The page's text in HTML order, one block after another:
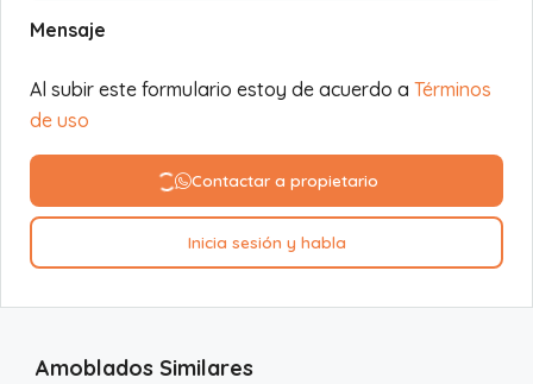
Mensaje
Al subir este formulario estoy de acuerdo a Términos
de uso
Contactar a propietario
Inicia sesión y habla
Amoblados Similares